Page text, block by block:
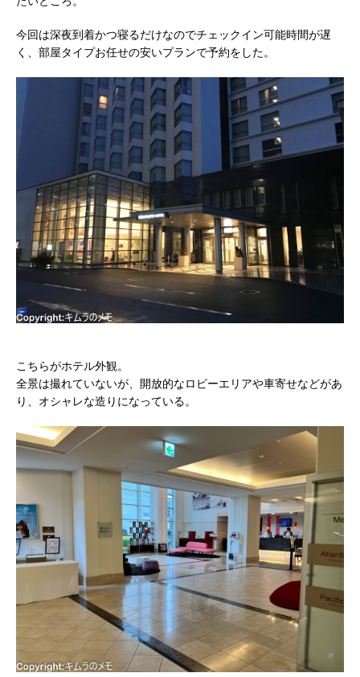
今回は深夜到着かつ寝るだけなのでチェックイン可能時間が遅
く、部屋タイプお任せの安いプランで予約をした。
こちらがホテル外観。
全景は撮れていないが、開放的なロビーエリアや車寄せなどがあ
り、オシャレな造りになっている。